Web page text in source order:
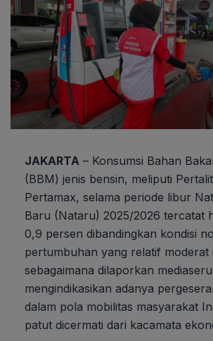
JAKARTA – Konsumsi Bahan
(BBM) jenis bensin, meliputi
Pertamax, selama periode libur
Baru (Nataru) 2025/2026 tercatat
0,9 persen dibandingkan kondisi
pertumbuhan yang relatif moderat
sebagaimana dilaporkan
mengindikasikan adanya
dalam pola mobilitas masyarakat
patut dicermati dari kacamata